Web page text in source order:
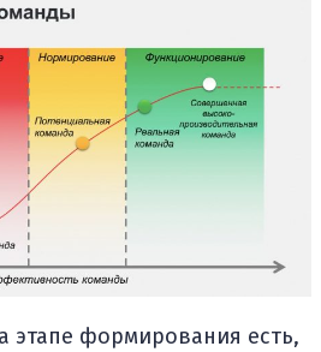
этапе формирования есть,